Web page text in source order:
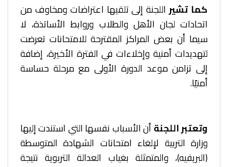
كما تشيراللجنة إلى تلقيها اعتراضات ومخاوف من
اتحادات لجان الأهل والطلاب وروابط الأساتذة، لا
سيما أن بعض المراكز المقترحة للامتحانات تعرضت
لتهديدات أمنية وإخلاءات في الفترة الأخيرة، إضافة
إلى تزامن موعد الدورة الأولى مع مرحلة حساسة
أمنيًا.
وتعتبر اللجنةأن الأسباب نفسها التي استندت إليها
وزارة التربية لإلغاء امتحانات الشهادة المتوسطة
(البريفيه)، والمتمثلة بغياب العدالة التربوية نتيجة